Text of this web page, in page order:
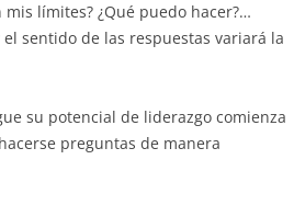
mis límites? ¿Qué puedo hacer?…
sentido de las respuestas variará la
su potencial de liderazgo comienza
preguntas de manera